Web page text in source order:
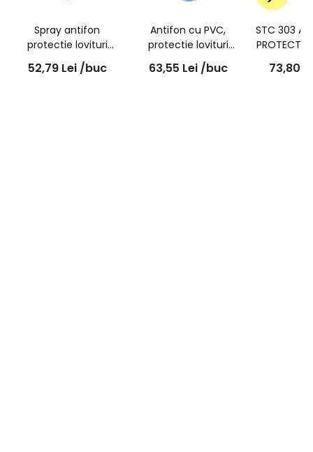
Spray antifon
protectie lovituri
pietre, negru 500 ml,
302 | STC
52,79 Lei /buc
Antifon cu PVC,
protectie lovituri
pietre, alb, 1L, 304 |
STC
63,55 Lei /buc
STC 303
PROTECTIE
73,80